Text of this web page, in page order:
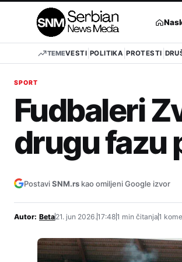
TEMEVESTI POLITIKA PROTESTI
SPORT
Fudbaleri
drugu fazu
PostaviSNM.rs kao omiljeni Google izvor
Autor: Beta21. jun 2026.17:481 min čitanja1